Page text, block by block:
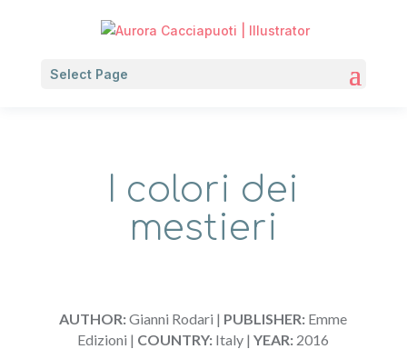
Select Page
I colori dei
mestieri
AUTHOR:Gianni Rodari | PUBLISHER: Emme
Edizioni | COUNTRY: Italy |YEAR: 2016